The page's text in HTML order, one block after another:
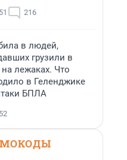
216
в людей,
грузили в
лежаках. Что
в Геленджике
БПЛА